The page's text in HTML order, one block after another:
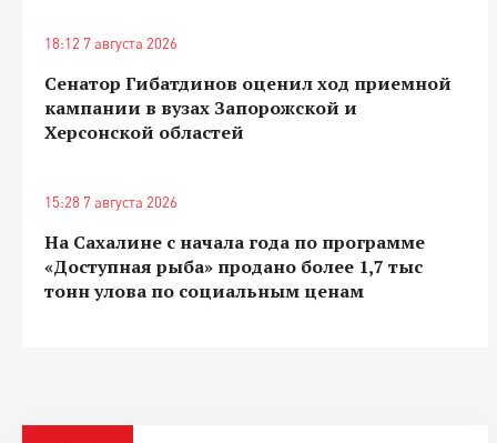
18:12 7 августа 2026
Сенатор Гибатдинов оценил ход приемной
кампании в вузах Запорожской и
Херсонской областей
15:28 7 августа 2026
На Сахалине с начала года по программе
«Доступная рыба» продано более 1,7 тыс
тонн улова по социальным ценам